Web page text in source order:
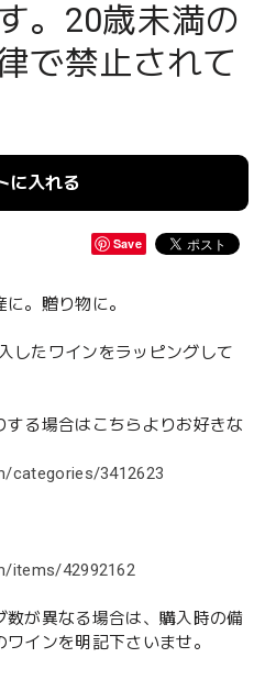
。20歳未満の
で禁止されて
に入れる
Save
。贈り物に。
したワインをラッピングして
る場合はこちらよりお好きな
categories/3412623
items/42992162
が異なる場合は、購入時の備
インを明記下さいませ。